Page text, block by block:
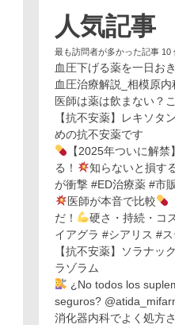
人気記事
最も訪問者が多かった記事 10
血圧下げる薬を一日お
血圧治療解説_相模原
医師は薬は飲まない？
【抗不安薬】レキソタ
めの抗不安薬です
【2025年ついに解
る！
知らないと損す
が衝撃 #ED治療薬 #市
医師が本音で比較
だ！
硬さ・持続・コ
イアグラ #シアリス #
【抗不安薬】ソラナッ
ラゾラム
¿No todos los
seguros?
消化器内科でよく処方